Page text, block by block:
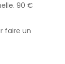
90 €
faire un